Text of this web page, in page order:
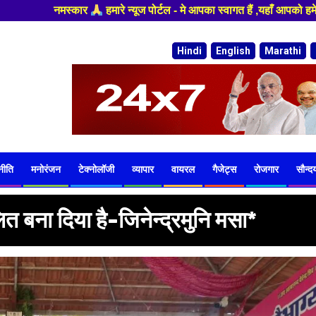
हमेशा ताजा खबरों से रूबरू कराया जाएगा , खबर ओर विज्ञापन के लिए
Hindi English Marathi
मनोरंजन टेक्नोलॉजी व्यापार वायरल गैजेट्स रोजगार
बना दिया है-जिनेन्द्रमुनि मसा*